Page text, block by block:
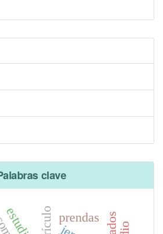
clave
prendas